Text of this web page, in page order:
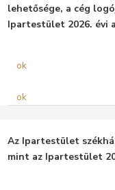
lehetősége, a cég
Ipartestület 2026. évi
ok
ok
Az Ipartestület
mint az Ipartestület